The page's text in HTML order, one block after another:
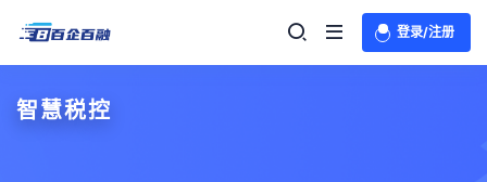
登录/注册
智慧税控